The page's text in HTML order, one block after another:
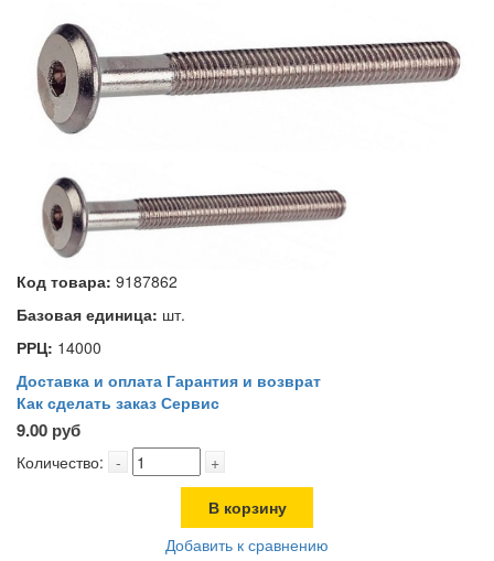
Код товара: 9187862
Базовая единица: шт.
РРЦ: 14000
Доставка и оплата Гарантия и возврат
Как сделать заказ Сервис
9.00 руб
Количество: - +
В корзину
Добавить к сравнению